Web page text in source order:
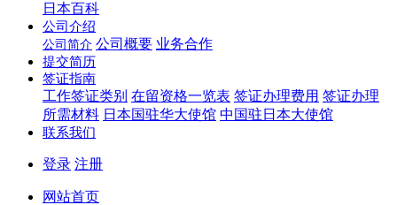
日本百科
公司介绍
公司简介 公司概要 业务合作
提交简历
签证指南
工作签证类别 在留资格一览表 签证办理费用 签证办理
所需材料 日本国驻华大使馆 中国驻日本大使馆
联系我们
登录 注册
网站首页